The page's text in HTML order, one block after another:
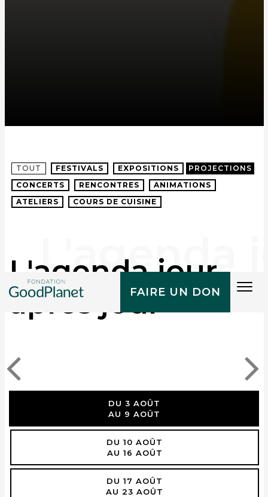
FAIRE UN DON
TOUT FESTIVALS EXPOSITIONS
PROJECTIONS
CONCERTS
RENCONTRES
ANIMATIONS
ATELIERS
COURS DE CUISINE
L'agenda jour
après jour
DU 3 AOÛT
AU 9 AOÛT
DU 10 AOÛT
AU 16 AOÛT
DU 17 AOÛT
AU 23 AOÛT